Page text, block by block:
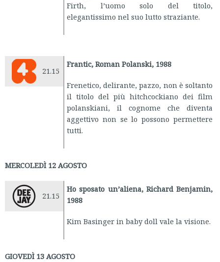
Firth, l’uomo solo del titolo,
elegantissimo nel suo lutto straziante.
21.15
Frantic, Roman Polanski, 1988
Frenetico, delirante, pazzo, non è soltanto
il titolo del più hitchcockiano dei film
polanskiani, il cognome che diventa
aggettivo non se lo possono permettere
tutti.
MERCOLEDÌ 12 AGOSTO
21.15
Ho sposato un’aliena, Richard Benjamin,
1988
Kim Basinger in baby doll vale la visione.
GIOVEDÌ 13 AGOSTO